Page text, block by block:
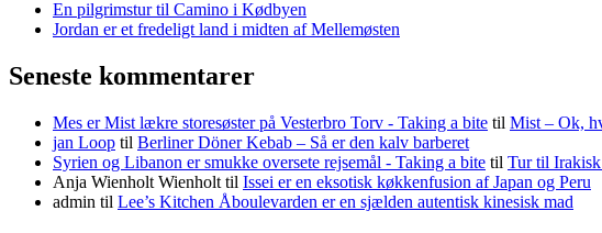
En pilgrimstur til Camino i Kødbyen
Jordan er et fredeligt land i midten af Mellemøsten
Seneste kommentarer
Mes er Mist lækre storesøster på Vesterbro Torv - Taking a bite til Mist – Ok,
jan Loop til Berliner Döner Kebab – Så er den kalv barberet
Syrien og Libanon er smukke oversete rejsemål - Taking a bite til Tur til
Anja Wienholt Wienholt til Issei er en eksotisk køkkenfusion af Japan og Peru
admin til Lee’s Kitchen Åboulevarden er en sjælden autentisk kinesisk mad